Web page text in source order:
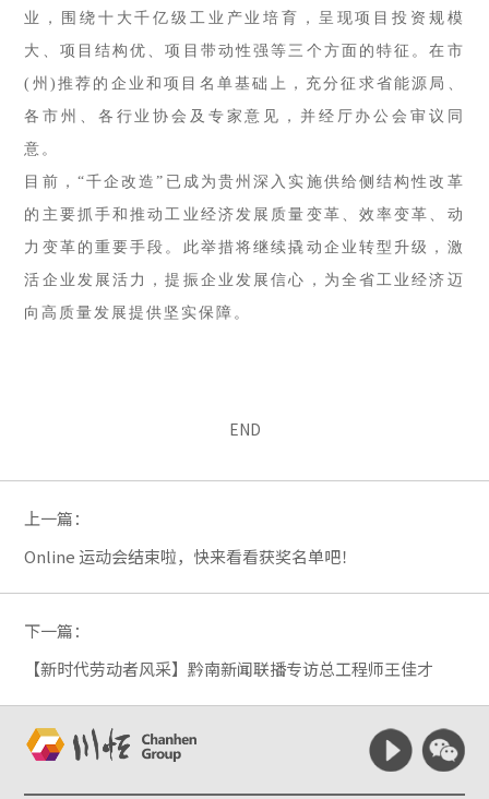
业，围绕十大千亿级工业产业培育，呈现项目投资规模
大、项目结构优、项目带动性强等三个方面的特征。在市
(州)推荐的企业和项目名单基础上，充分征求省能源局、
各市州、各行业协会及专家意见，并经厅办公会审议同
意。
目前，“千企改造”已成为贵州深入实施供给侧结构性改革
的主要抓手和推动工业经济发展质量变革、效率变革、动
力变革的重要手段。此举措将继续撬动企业转型升级，激
活企业发展活力，提振企业发展信心，为全省工业经济迈
向高质量发展提供坚实保障。
END
上一篇：
Online 运动会结束啦，快来看看获奖名单吧！
下一篇：
【新时代劳动者风采】黔南新闻联播专访总工程师王佳才